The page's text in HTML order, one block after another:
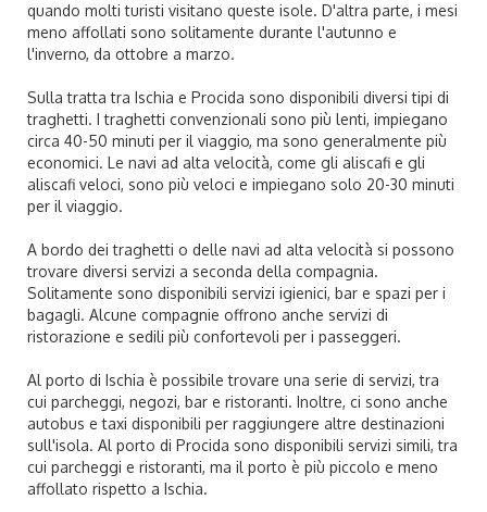
quando molti turisti visitano queste isole. D'altra parte, i mesi
meno affollati sono solitamente durante l'autunno e
l'inverno, da ottobre a marzo.
Sulla tratta tra Ischia e Procida sono disponibili diversi tipi di
traghetti. I traghetti convenzionali sono più lenti, impiegano
circa 40-50 minuti per il viaggio, ma sono generalmente più
economici. Le navi ad alta velocità, come gli aliscafi e gli
aliscafi veloci, sono più veloci e impiegano solo 20-30 minuti
per il viaggio.
A bordo dei traghetti o delle navi ad alta velocità si possono
trovare diversi servizi a seconda della compagnia.
Solitamente sono disponibili servizi igienici, bar e spazi per i
bagagli. Alcune compagnie offrono anche servizi di
ristorazione e sedili più confortevoli per i passeggeri.
Al porto di Ischia è possibile trovare una serie di servizi, tra
cui parcheggi, negozi, bar e ristoranti. Inoltre, ci sono anche
autobus e taxi disponibili per raggiungere altre destinazioni
sull'isola. Al porto di Procida sono disponibili servizi simili, tra
cui parcheggi e ristoranti, ma il porto è più piccolo e meno
affollato rispetto a Ischia.